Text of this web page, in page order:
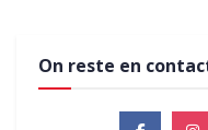
On reste en